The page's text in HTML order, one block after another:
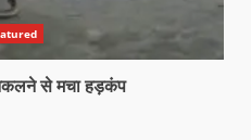
से मचा हड़कंप